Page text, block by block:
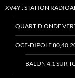
XV4Y : STATION
QUART D’ONDE
OCF-DIPOLE
BALUN 4:1 SUR